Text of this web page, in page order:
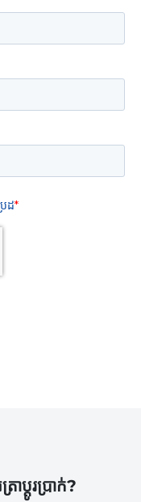
ប្តូរប្រាក់?